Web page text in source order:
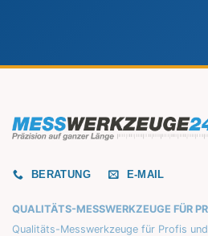
BERATUNG E-MAIL
QUALITÄTS-MESSWERKZEUGE FÜR
Qualitäts-Messwerkzeuge für Profis